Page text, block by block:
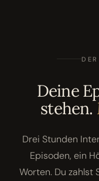
Deine
stehen.
Drei Stunden
Episoden, ein
Worten. Du zahlst